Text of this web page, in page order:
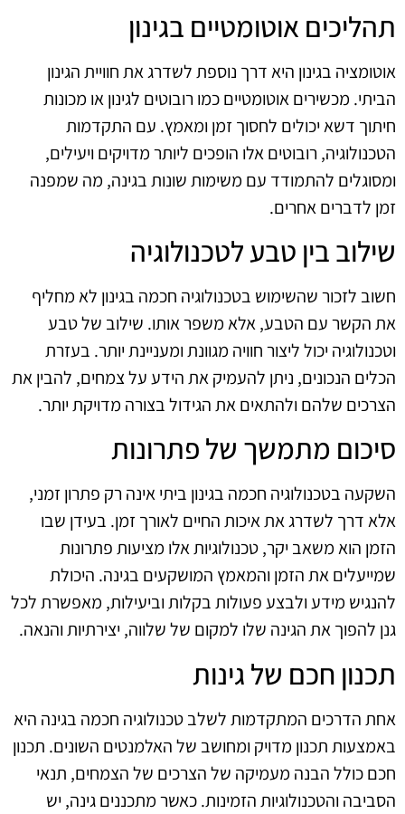
תהליכים אוטומטיים בגינון
אוטומציה בגינון היא דרך נוספת לשדרג את חוויית הגינון
הביתי. מכשירים אוטומטיים כמו רובוטים לגינון או מכונות
חיתוך דשא יכולים לחסוך זמן ומאמץ. עם התקדמות
הטכנולוגיה, רובוטים אלו הופכים ליותר מדויקים ויעילים,
ומסוגלים להתמודד עם משימות שונות בגינה, מה שמפנה
זמן לדברים אחרים.
שילוב בין טבע לטכנולוגיה
חשוב לזכור שהשימוש בטכנולוגיה חכמה בגינון לא מחליף
את הקשר עם הטבע, אלא משפר אותו. שילוב של טבע
וטכנולוגיה יכול ליצור חוויה מגוונת ומעניינת יותר. בעזרת
הכלים הנכונים, ניתן להעמיק את הידע על צמחים, להבין את
הצרכים שלהם ולהתאים את הגידול בצורה מדויקת יותר.
סיכום מתמשך של פתרונות
השקעה בטכנולוגיה חכמה בגינון ביתי אינה רק פתרון זמני,
אלא דרך לשדרג את איכות החיים לאורך זמן. בעידן שבו
הזמן הוא משאב יקר, טכנולוגיות אלו מציעות פתרונות
שמייעלים את הזמן והמאמץ המושקעים בגינה. היכולת
להנגיש מידע ולבצע פעולות בקלות וביעילות, מאפשרת לכל
גנן להפוך את הגינה שלו למקום של שלווה, יצירתיות והנאה.
תכנון חכם של גינות
אחת הדרכים המתקדמות לשלב טכנולוגיה חכמה בגינה היא
באמצעות תכנון מדויק ומחושב של האלמנטים השונים. תכנון
חכם כולל הבנה מעמיקה של הצרכים של הצמחים, תנאי
הסביבה והטכנולוגיות הזמינות. כאשר מתכננים גינה, יש